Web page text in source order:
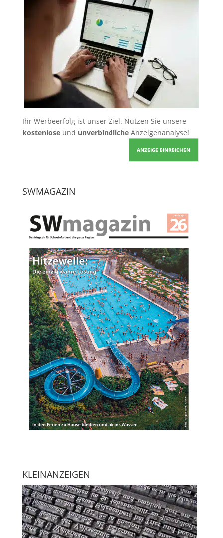
Ihr Werbeerfolg ist unser Ziel. Nutzen Sie unsere
kostenloseund unverbindlicheAnzeigenanalyse!
ANZEIGE EINREICHEN
SWMAGAZIN
KLEINANZEIGEN